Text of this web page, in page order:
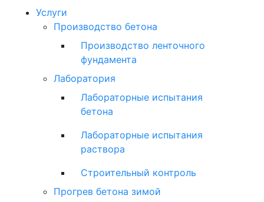
Услуги
Производство бетона
Производство ленточного
фундамента
Лаборатория
Лабораторные испытания
бетона
Лабораторные испытания
раствора
Строительный контроль
Прогрев бетона зимой